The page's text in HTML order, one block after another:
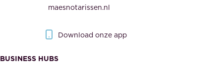
s
e
maesnotarissen.nl
Download onze app
BUSINESS HUBS